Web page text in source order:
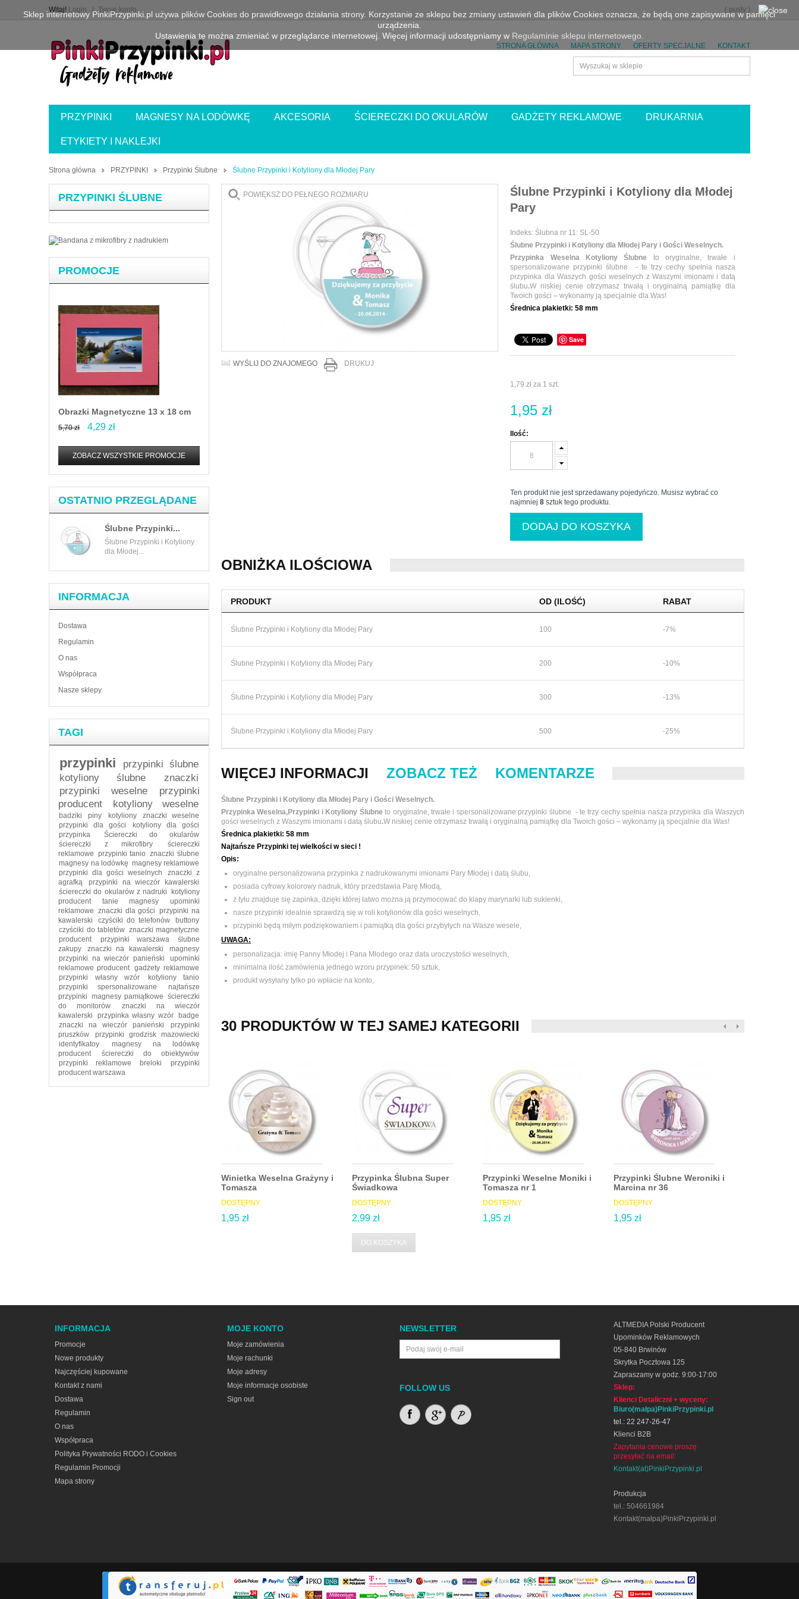
Witaj! Login Twoje konto ( pusty )
STRONA GŁÓWNA MAPA STRONY OFERTY SPECJALNE KONTAKT
PRZYPINKI MAGNESY NA LODÓWKĘ AKCESORIA ŚCIERECZKI DO OKULARÓW GADŻETY REKLAMOWE DRUKARNIA
ETYKIETY I NAKLEJKI
Strona główna PRZYPINKI Przypinki Ślubne Ślubne Przypinki i Kotyliony dla Młodej Pary
PRZYPINKI ŚLUBNE
PROMOCJE
Obrazki Magnetyczne 13 x 18 cm
5,70 zł 4,29 zł
ZOBACZ WSZYSTKIE PROMOCJE
OSTATNIO PRZEGLĄDANE
Ślubne Przypinki...
Ślubne Przypinki i Kotyliony
dla Młodej...
INFORMACJA
Dostawa
Regulamin
O nas
Współpraca
Nasze sklepy
TAGI
przypinki
przypinki ślubne
kotyliony ślubne
znaczki
przypinki weselne
przypinki
producent
kotyliony weselne
badziki piny kotyliony
znaczki weselne
przypinki dla gości
kotyliony dla gości
przypinka
Ściereczki do okularów
ściereczki z mikrofibry
ściereczki
reklamowe przypinki tanio znaczki ślubne
magnesy na lodówkę magnesy reklamowe
przypinki dla gości weselnych
znaczki z
agrafką
przypinki na wieczór kawalerski
ściereczki do okularów z nadruki kotyliony
producent
tanie magnesy
upominki
reklamowe znaczki dla gości przypinki na
kawalerski
czyściki do telefonów
buttony
czyściki do tabletów znaczki magnetyczne
producent
przypinki warszawa
ślubne
zakupy
znaczki na kawalerski
magnesy
przypinki na wieczór panieński
upominki
reklamowe producent gadżety reklamowe
przypinki własny wzór
kotyliony tanio
przypinki spersonalizowane
najtańsze
przypinki magnesy pamiątkowe ściereczki
do monitorów
znaczki na wieczór
kawalerski
przypinka własny wzór badge
znaczki na wieczór panieński
przypinki
pruszków
przypinki grodzisk mazowiecki
identyfikatoy
magnesy na lodówkę
producent
ściereczki do obiektywów
przypinki reklamowe
breloki
przypinki
producent warszawa
POWIĘKSZ DO PEŁNEGO ROZMIARU
WYŚLIJ DO ZNAJOMEGO DRUKUJ
Ślubne Przypinki i Kotyliony dla Młodej
Pary
Indeks: Ślubna nr 11: SL-50
Ślubne Przypinki i Kotyliony dla Młodej Pary i Gości Weselnych.
Przypinka Weselna Kotyliony Ślubne
to oryginalne, trwałe i
spersonalizowane przypinki ślubne - te trzy cechy spełnia nasza
przypinka dla Waszych gości weselnych z Waszymi imionami i datą
ślubu.W niskiej cenie otrzymasz trwałą i oryginalną pamiątkę dla
Twoich gości – wykonamy ją specjalnie dla Was!
Średnica plakietki: 58 mm
Save
1,79 zł za 1 szt.
1,95 zł
Ilość:
Ten produkt nie jest sprzedawany pojedyńczo. Musisz wybrać co
najmniej8 sztuk tego produktu.
OBNIŻKA ILOŚCIOWA
PRODUKT OD (ILOŚĆ) RABAT
Ślubne Przypinki i Kotyliony dla Młodej Pary 100 -7%
Ślubne Przypinki i Kotyliony dla Młodej Pary 200 -10%
Ślubne Przypinki i Kotyliony dla Młodej Pary 300 -13%
Ślubne Przypinki i Kotyliony dla Młodej Pary 500 -25%
WIĘCEJ INFORMACJI ZOBACZ TEŻ KOMENTARZE
Ślubne Przypinki i Kotyliony dla Młodej Pary i Gości Weselnych.
Przypinka Weselna,Przypinki i Kotyliony Ślubne to oryginalne, trwałe i spersonalizowane przypinki ślubne - te trzy cechy spełnia nasza przypinka dla Waszych
gości weselnych z Waszymi imionami i datą ślubu.W niskiej cenie otrzymasz trwałą i oryginalną pamiątkę dla Twoich gości – wykonamy ją specjalnie dla Was!
Średnica plakietki: 58 mm
Najtańsze Przypinki tej wielkości w sieci !
Opis:
oryginalne personalizowana przypinka z nadrukowanymi imionami Pary Młodej i datą ślubu,
posiada cyfrowy kolorowy nadruk, który przedstawia Parę Młodą,
z tyłu znajduje się zapinka, dzięki której łatwo można ją przymocować do klapy marynarki lub sukienki,
nasze przypinki idealnie sprawdzą się w roli kotylionów dla gości weselnych,
przypinki będą miłym podziękowaniem i pamiątką dla gości przybyłych na Wasze wesele,
UWAGA:
personalizacja: imię Panny Młodej i Pana Młodego oraz data uroczystości weselnych,
minimalna ilość zamówienia jednego wzoru przypinek: 50 sztuk,
produkt wysyłany tylko po wpłacie na konto,
30 PRODUKTÓW W TEJ SAMEJ KATEGORII
Winietka Weselna Grażyny i
Tomasza
DOSTĘPNY
1,95 zł
Przypinka Ślubna Super
Świadkowa
DOSTĘPNY
2,99 zł
DO KOSZYKA
Przypinki Weselne Moniki i
Tomasza nr 1
DOSTĘPNY
1,95 zł
Przypinki Ślubne Weroniki i
Marcina nr 36
DOSTĘPNY
1,95 zł
INFORMACJA
Promocje
Nowe produkty
Najczęściej kupowane
Kontakt z nami
Dostawa
Regulamin
O nas
Współpraca
Polityka Prywatności RODO i Cookies
Regulamin Promocji
Mapa strony
MOJE KONTO
Moje zamówienia
Moje rachunki
Moje adresy
Moje informacje osobiste
Sign out
NEWSLETTER
FOLLOW US
ALTMEDIA Polski Producent
Upominków Reklamowych
05-840 Brwinów
Skrytka Pocztowa 125
Zapraszamy w godz. 9:00-17:00
Sklep:
Klienci Detaliczni + wyceny:
Biuro(małpa)PinkiPrzypinki.pl
tel.: 22 247-26-47
Klienci B2B
Zapytania cenowe proszę
przesyłać na email:
Kontakt(at)PinkiPrzypinki.pl
Produkcja
tel.: 504661984
Kontakt(małpa)PinkiPrzypinki.pl
Sklep internetowy PinkiPrzypinki.pl używa plików Cookies do prawidłowego działania strony. Korzystanie ze sklepu bez zmiany ustawień dla plików Cookies oznacza, że będą one zapisywane w pamięci
urządzenia.
Ustawienia te można zmieniać w przeglądarce internetowej. Więcej informacji udostępniamy w Regulaminie sklepu internetowego.